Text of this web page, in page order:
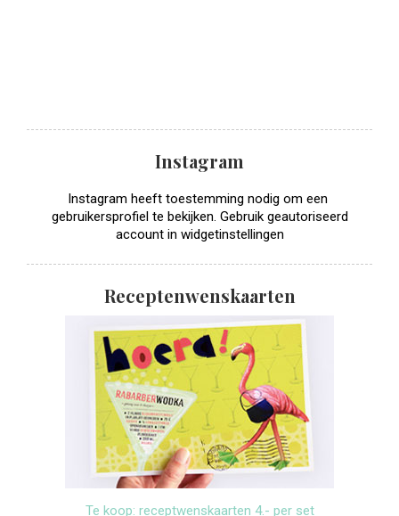
Instagram
Instagram heeft toestemming nodig om een ​​
gebruikersprofiel te bekijken. Gebruik geautoriseerd
account in widgetinstellingen
Receptenwenskaarten
Te koop: receptwenskaarten 4.- per set